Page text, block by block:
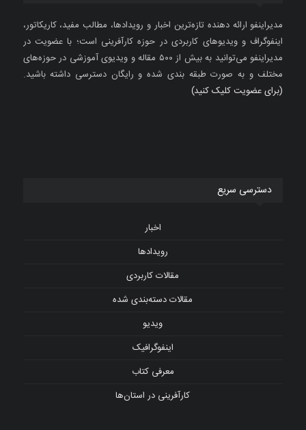
مدیراینفو ارائه دهنده تازه‌ترین اخبار و رویدادها، مطالب مفید، کاریکاتور،
اینفوگراف و ویدیوهای کاربردی در حوزه کارآفرینی است؛ با عضویت در
مدیراینفو می‌توانید به بیش از ۵۰۰ مقاله و ویدیوی آموزشی در حوزه‌های
مختلف و به صورت طبقه بندی شده و رایگان دسترسی داشته باشید.
(برای عضویت کلیک کنید)
دسترسی سریع
اخبار
رویدادها
مقالات کاربردی
مقالات دسته‌بندی شده
ویدیو
اینفوگرافیک
معرفی کتاب
کارآفرینی در استان‌ها